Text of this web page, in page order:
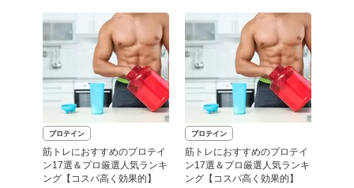
プロテイン
筋トレにおすすめのプロテイ
ン17選＆プロ厳選人気ランキ
ング【コスパ高く効果的】
プロテイン
筋トレにおすすめのプロテイ
ン17選＆プロ厳選人気ランキ
ング【コスパ高く効果的】